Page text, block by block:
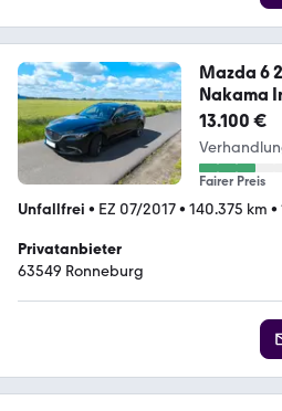
Mazda 6
Nakama
13.100 €
Fairer Preis
Unfallfrei • EZ 07/2017• 140.375 km •
Privatanbieter
63549 Ronneburg